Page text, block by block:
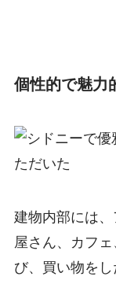
個性的で魅力
建物内部には
屋さん、カフ
び、買い物を